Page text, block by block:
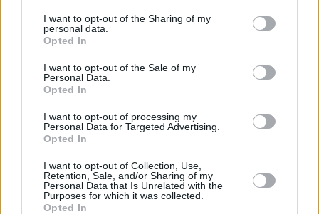
de su consentimiento, pero usted tiene el derecho de
rechazar tal procesamiento. Sus preferencias se aplicarán
cualquier momento entrando de nuevo en este sitio web o
visitando nuestra política de privacidad.
I want to opt-out of the Sharing of my
personal data.
Opted In
I want to opt-out of the Sale of my
Personal Data.
Opted In
I want to opt-out of processing my
Personal Data for Targeted Advertising.
Opted In
I want to opt-out of Collection, Use,
Retention, Sale, and/or Sharing of my
Personal Data that Is Unrelated with the
Purposes for which it was collected.
Opted In